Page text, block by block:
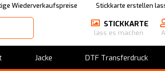
Wiederverkaufspreise Stickkarte erstellen
STICKKARTE
lass es machen
Jacke ​DTF Transferdruck